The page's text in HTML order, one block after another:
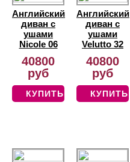
Английский
диван с
ушами
Nicole 06
40800
руб
КУПИТЬ
Английский
диван с
ушами
Velutto 32
40800
руб
КУПИТЬ